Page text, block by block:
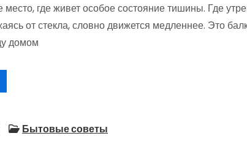
где живет особое состояние тишины. Где
от стекла, словно движется медленнее. Это
домом
Бытовые советы